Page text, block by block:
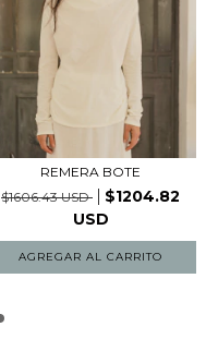
REMERA BOTE
$1606.43 USD
$1204.82
USD
AGREGAR AL CARRITO